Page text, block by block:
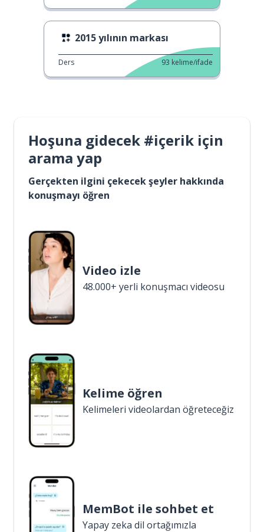
2015 yılının markası
Ders 93 kelime/ifade
Hoşuna gidecek #içerik için
arama yap
Gerçekten ilgini çekecek şeyler hakkında
konuşmayı öğren
Video izle
48.000+ yerli konuşmacı videosu
Kelime öğren
Kelimeleri videolardan öğreteceğiz
MemBot ile sohbet et
Yapay zeka dil ortağımızla